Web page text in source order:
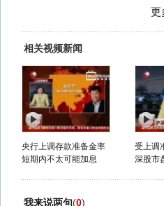
更
相关视频新闻
央行上调存款准备金率
短期内不太可能加息
受上调
深股市
我来说两句(0)